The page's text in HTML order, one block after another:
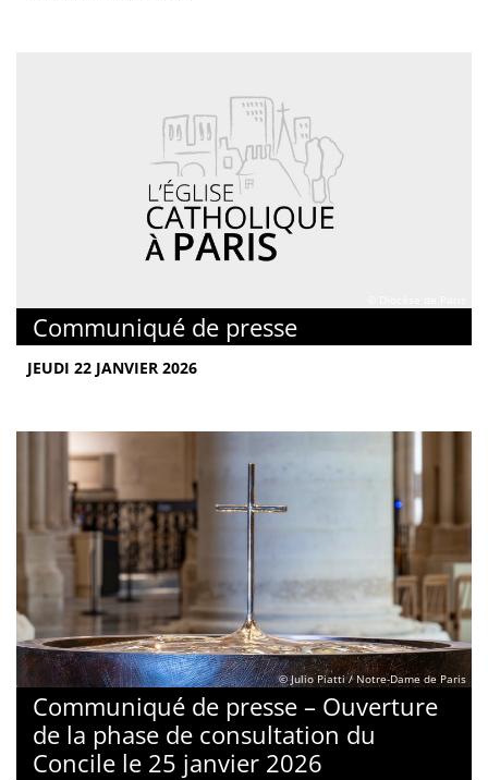
Communiqué de presse
JEUDI 22 JANVIER 2026
© Julio Piatti / Notre-Dame de Paris
Communiqué de presse – Ouverture
de la phase de consultation du
Concile le 25 janvier 2026